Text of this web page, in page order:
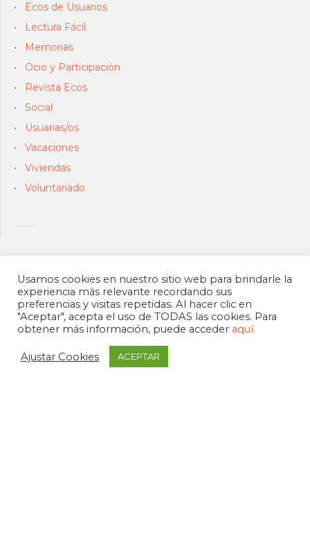
Ecos de Usuarios
Lectura Fácil
Memorias
Ocio y Participación
Revista Ecos
Social
Usuarias/os
Vacaciones
Viviendas
Voluntariado
Usamos cookies en nuestro sitio web para brindarle la
experiencia más relevante recordando sus
preferencias y visitas repetidas. Al hacer clic en
"Aceptar", acepta el uso de TODAS las cookies. Para
obtener más información, puede acceder aquí.
Ajustar Cookies ACEPTAR